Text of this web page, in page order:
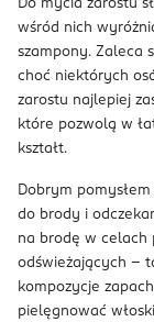
Do mycia zarostu
wśród nich
szampony. Zaleca
choć niektórych
zarostu najlepiej
które pozwolą w
kształt.
Dobrym
do brody i
na brodę w celach
odświeżających –
kompozycje
pielęgnować